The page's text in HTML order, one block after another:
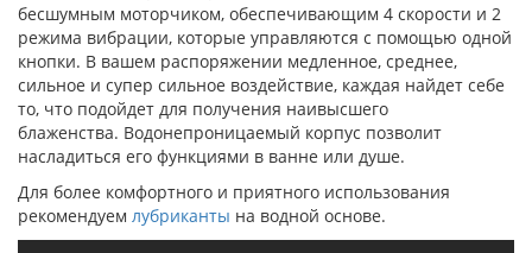
бесшумным моторчиком, обеспечивающим 4 скорости и 2
режима вибрации, которые управляются с помощью одной
кнопки. В вашем распоряжении медленное, среднее,
сильное и супер сильное воздействие, каждая найдет себе
то, что подойдет для получения наивысшего
блаженства. Водонепроницаемый корпус позволит
насладиться его функциями в ванне или душе.
Для более комфортного и приятного использования
рекомендуем лубриканты на водной основе.